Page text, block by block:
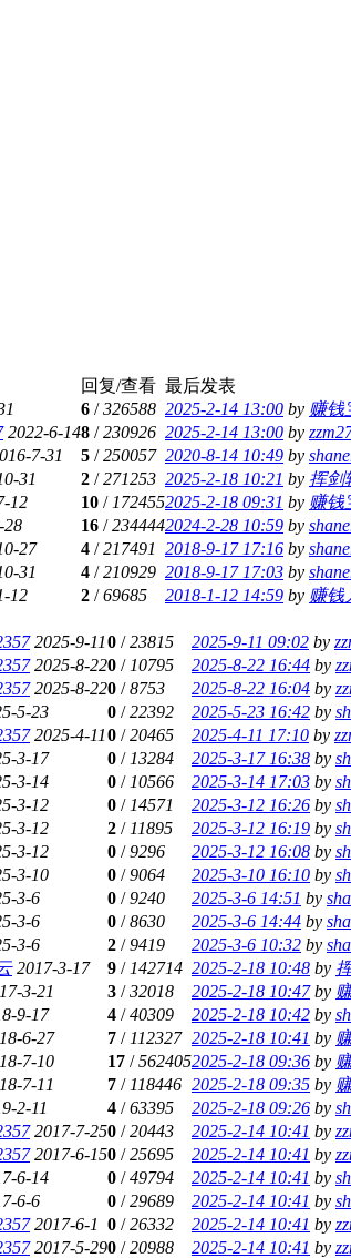
回复/查看 最后发表
6 /326588 2025-2-14 13:00 by 赚钱
2022-6-148 /230926 2025-2-14 13:00 by
7-31 5 /250057 2020-8-14 10:49 by
31 2 /271253 2025-2-18 10:21 by 挥剑
12 10 / 1724552025-2-18 09:31 by 赚钱
28 16 /2344442024-2-28 10:59 by
27 4 /217491 2018-9-17 17:16 by
31 4 /210929 2018-9-17 17:03 by
12 2 /69685 2018-1-12 14:59 by 赚钱
2025-9-110 /23815 2025-9-11 09:02 by
2025-8-220 / 10795 2025-8-22 16:44 by
2025-8-220 /8753 2025-8-22 16:04 by
5-23 0 /22392 2025-5-23 16:42 by
2025-4-110 /20465 2025-4-11 17:10 by
3-17 0 / 13284 2025-3-17 16:38 by
3-14 0 / 10566 2025-3-14 17:03 by
3-12 0 / 14571 2025-3-12 16:26 by
3-12 2 / 11895 2025-3-12 16:19 by
3-12 0 /9296 2025-3-12 16:08 by
3-10 0 /9064 2025-3-10 16:10 by
3-6 0 /9240 2025-3-6 14:51 by
3-6 0 /8630 2025-3-6 14:44 by
3-6 2 /9419 2025-3-6 10:32 by
2017-3-17 9 / 142714 2025-2-18 10:48 by
3-21 3 /32018 2025-2-18 10:47 by
9-17 4 /40309 2025-2-18 10:42 by
6-27 7 / 112327 2025-2-18 10:41 by
7-10 17 /5624052025-2-18 09:36 by
7-11 7 / 118446 2025-2-18 09:35 by
2-11 4 /63395 2025-2-18 09:26 by
2017-7-250 /20443 2025-2-14 10:41 by
2017-6-150 /25695 2025-2-14 10:41 by
6-14 0 /49794 2025-2-14 10:41 by
6-6 0 /29689 2025-2-14 10:41 by
2017-6-1 0 /26332 2025-2-14 10:41 by
2017-5-290 /20988 2025-2-14 10:41 by